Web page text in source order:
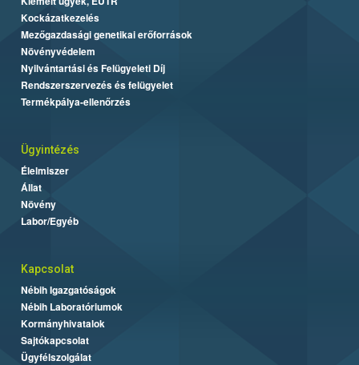
Kockázatkezelés
Mezőgazdasági genetikai erőforrások
Növényvédelem
Nyilvántartási és Felügyeleti Díj
Rendszerszervezés és felügyelet
Termékpálya-ellenőrzés
Ügyintézés
Élelmiszer
Állat
Növény
Labor/Egyéb
Kapcsolat
Nébih Igazgatóságok
Nébih Laboratóriumok
Kormányhivatalok
Sajtókapcsolat
Ügyfélszolgálat